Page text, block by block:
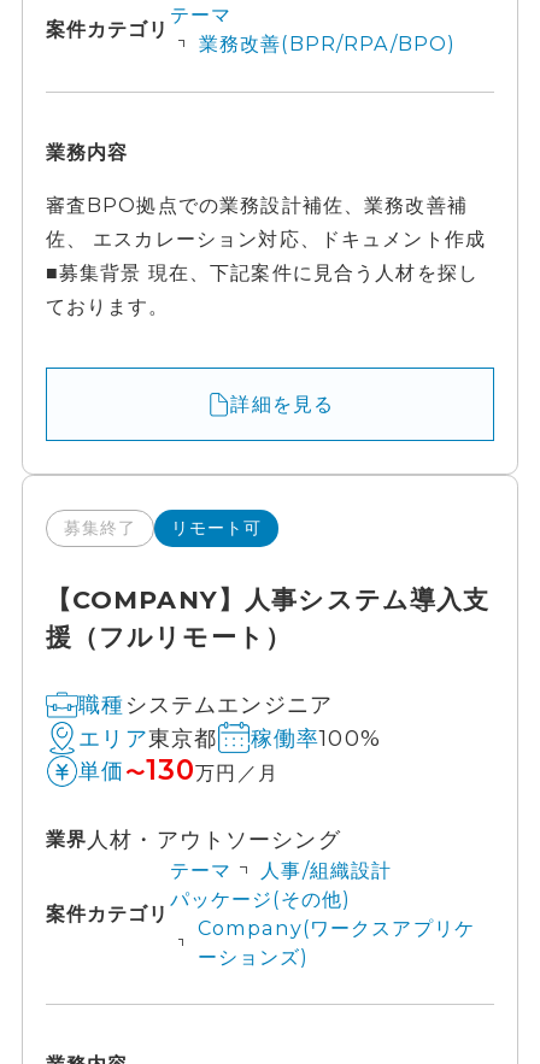
案件カテゴリ
テーマ
業務改善(BPR/RPA/BPO)
業務内容
審査BPO拠点での業務設計補佐、業務改善補
佐、 エスカレーション対応、ドキュメント作成
■募集背景 現在、下記案件に見合う人材を探し
ております。
詳細を見る
募集終了 リモート可
【COMPANY】人事システム導入支
援（フルリモート）
職種システムエンジニア
エリア東京都 稼働率100%
単価 〜130万円／月
業界 人材・アウトソーシング
案件カテゴリ
テーマ
人事/組織設計
パッケージ(その他)
Company(ワークスアプリケ
ーションズ)